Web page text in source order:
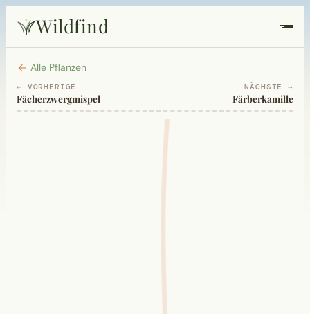
Wildfind
Startseite
Pflanzen
Alle Pflanzen
← VORHERIGE
Fächerzwergmispel
NÄCHSTE →
Färberkamille